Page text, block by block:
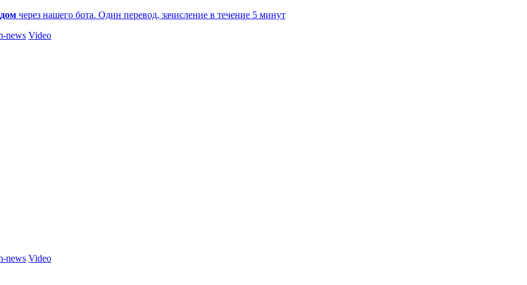
через нашего бота. Один перевод, зачисление в течение 5 минут
news Video
news Video